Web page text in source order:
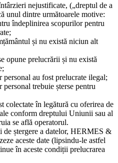
nejustificate, („dreptul de a
unul dintre următoarele motive:
îndeplinirea scopurilor pentru
și nu există niciun alt
opune prelucrării și nu există
personal au fost prelucrate ilegal;
trebuie șterse pentru
colectate în legătură cu oferirea de
conform dreptului Uniunii sau al
se află operatorul.
ștergere a datelor, HERMES &
aceste date (lipsindu-le astfel
în aceste condiții prelucrarea